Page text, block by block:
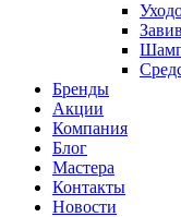
Бренды
Акции
Компания
Блог
Мастера
Контакты
Новости